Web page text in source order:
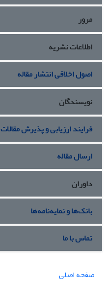
مرور
اطلاعات نشریه
اصول اخلاقی انتشار مقاله
نویسندگان
فرایند ارزیابی و پذیرش مقالات
ارسال مقاله
داوران
بانک‌ها و نمایه‌نامه‌ها
تماس با ما
صفحه اصلی